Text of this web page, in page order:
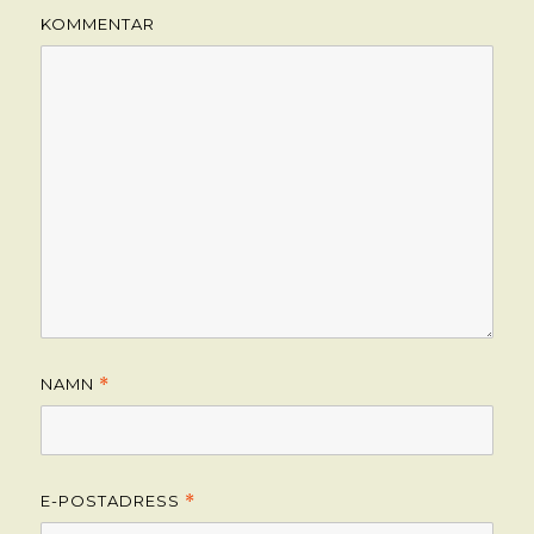
KOMMENTAR
NAMN *
E-POSTADRESS *